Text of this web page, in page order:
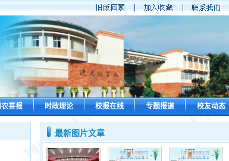
喜报 时政理论 校报在线 专题报道 校友动态
最新图片文章